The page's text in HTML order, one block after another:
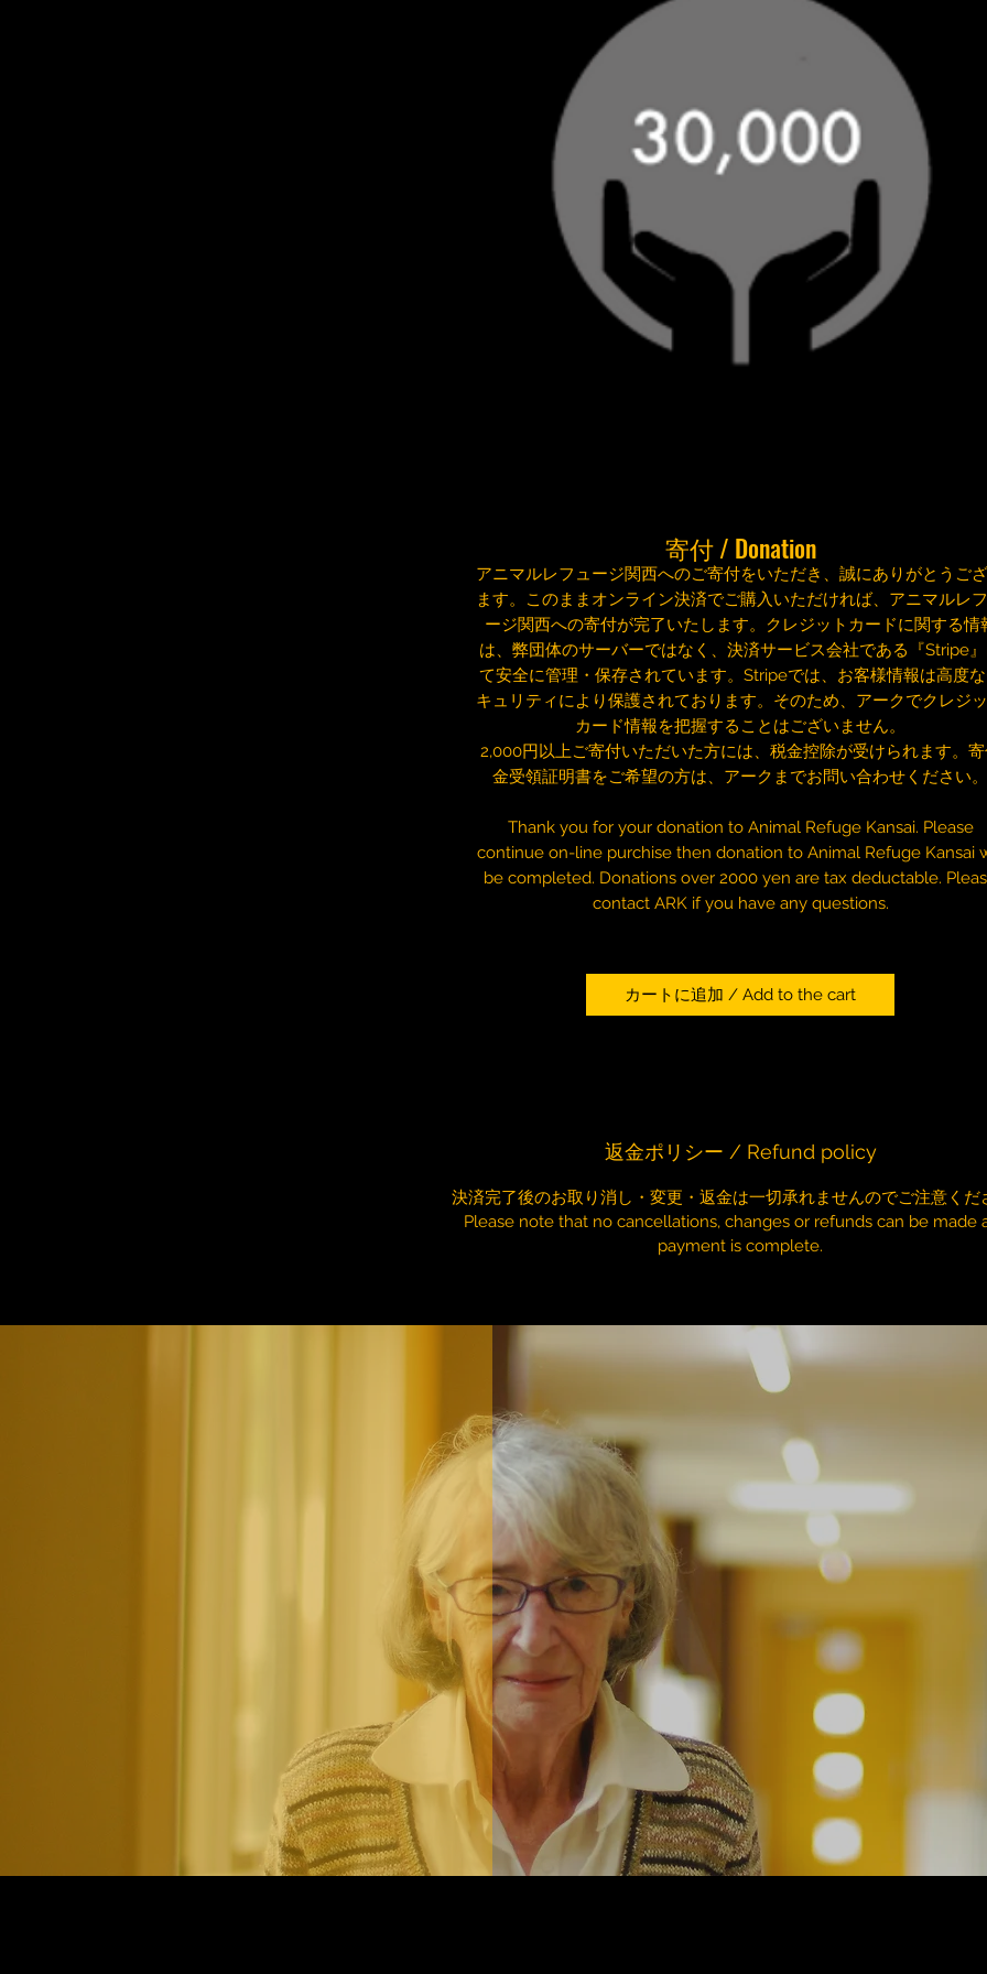
寄付 / Donation
アニマルレフュージ関西へのご寄付をいただき、誠にありがとうご
ます。このままオンライン決済でご購入いただければ、アニマルレ
ージ関西への寄付が完了いたします。クレジットカードに関する情
は、弊団体のサーバーではなく、決済サービス会社である『Stripe
て安全に管理・保存されています。Stripeでは、お客様情報は高度
キュリティにより保護されております。そのため、アークでクレジ
カード情報を把握することはございません。​
2,000円以上ご寄付いただいた方には、税金控除が受けられます。
金受領証明書をご希望の方は、アークまでお問い合わせください。
Thank you for your donation to Animal Refuge Kansai. Please
continue on-line purchise then donation to Animal Refuge Kansai
be completed. Donations over 2000 yen are tax deductable.
contact ARK if you have any questions.
カートに追加 / Add to the cart
返金ポリシー / Refund policy
決済完了後のお取り消し・変更・返金は一切承れませんのでご注意くだ
Please note that no cancellations, changes or refunds can be made
payment is complete.
THANK